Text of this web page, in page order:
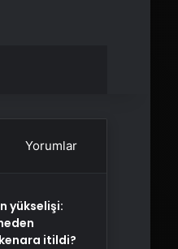
Yorumlar
yükselişi:
itildi?